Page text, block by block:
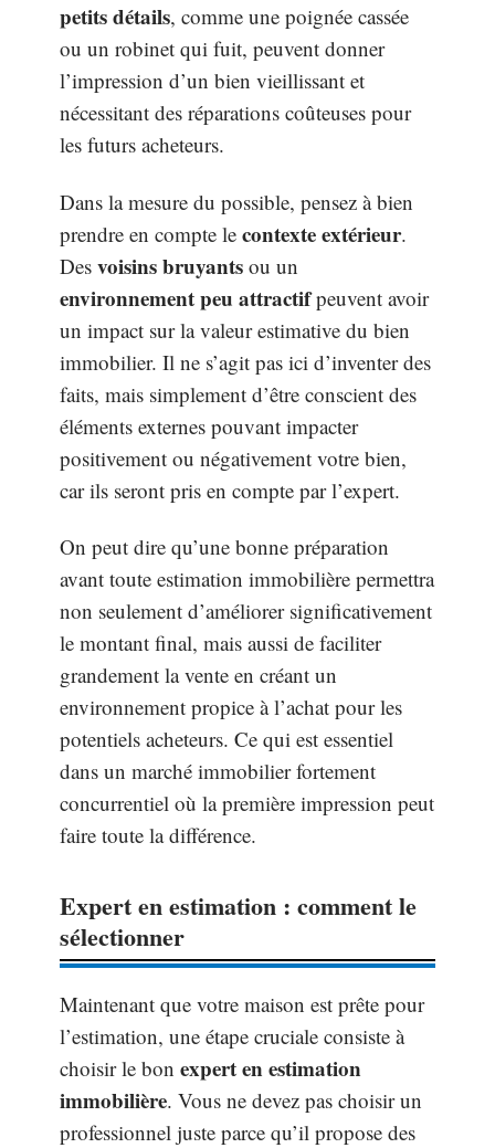
petits détails, comme une poignée cassée
ou un robinet qui fuit, peuvent donner
l’impression d’un bien vieillissant et
nécessitant des réparations coûteuses pour
les futurs acheteurs.
Dans la mesure du possible, pensez à bien
prendre en compte le contexte extérieur.
Des voisins bruyants ou un
environnement peu attractifpeuvent avoir
un impact sur la valeur estimative du bien
immobilier. Il ne s’agit pas ici d’inventer des
faits, mais simplement d’être conscient des
éléments externes pouvant impacter
positivement ou négativement votre bien,
car ils seront pris en compte par l’expert.
On peut dire qu’une bonne préparation
avant toute estimation immobilière permettra
non seulement d’améliorer significativement
le montant final, mais aussi de faciliter
grandement la vente en créant un
environnement propice à l’achat pour les
potentiels acheteurs. Ce qui est essentiel
dans un marché immobilier fortement
concurrentiel où la première impression peut
faire toute la différence.
Expert en estimation : comment le
sélectionner
Maintenant que votre maison est prête pour
l’estimation, une étape cruciale consiste à
choisir le bon expert en estimation
immobilière. Vous ne devez pas choisir un
professionnel juste parce qu’il propose des